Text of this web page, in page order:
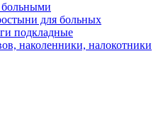
больными
для больных
подкладные
наколенники, налокотники